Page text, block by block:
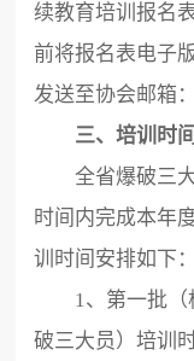
续教育培训报名
前将报名表电子
发送至协会邮箱
三、培训时间
全省爆破三
时间内完成本年
训时间安排如下：
1、第一批
破三大员）培训